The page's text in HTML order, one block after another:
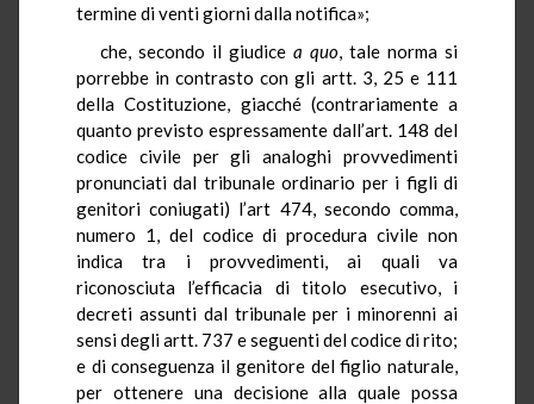
termine di venti giorni dalla notifica»;
che, secondo il giudice a quo, tale norma si
porrebbe in contrasto con gli artt. 3, 25 e 111
della Costituzione, giacché (contrariamente a
quanto previsto espressamente dall’art. 148 del
codice civile per gli analoghi provvedimenti
pronunciati dal tribunale ordinario per i figli di
genitori coniugati) l’art 474, secondo comma,
numero 1, del codice di procedura civile non
indica tra i provvedimenti, ai quali va
riconosciuta l’efficacia di titolo esecutivo, i
decreti assunti dal tribunale per i minorenni ai
sensi degli artt. 737 e seguenti del codice di rito;
e di conseguenza il genitore del figlio naturale,
per ottenere una decisione alla quale possa